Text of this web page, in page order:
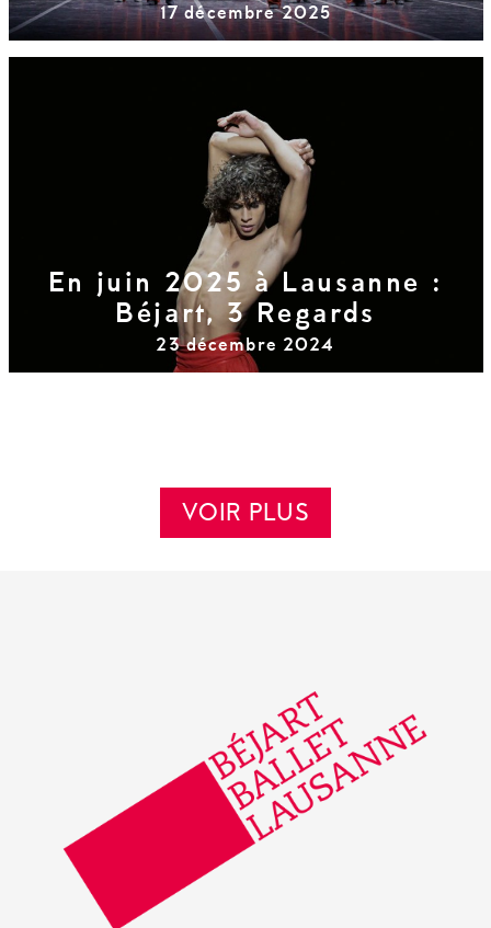
17 décembre 2025
En juin 2025 à Lausanne :
Béjart, 3 Regards
23 décembre 2024
VOIR PLUS